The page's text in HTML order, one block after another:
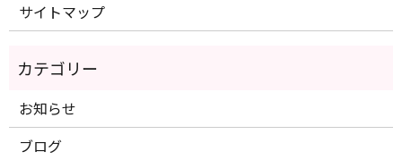
サイトマップ
お知らせ
ブログ